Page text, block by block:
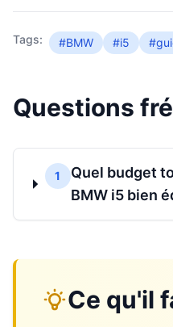
Tags: #BMW #i5
Questions
1
Quel budget
BMW i5 bien
Ce qu'il